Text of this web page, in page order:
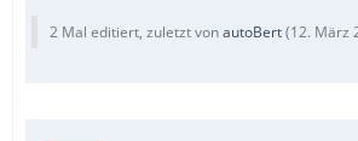
2 Mal editiert, zuletzt vonautoBert(12. März